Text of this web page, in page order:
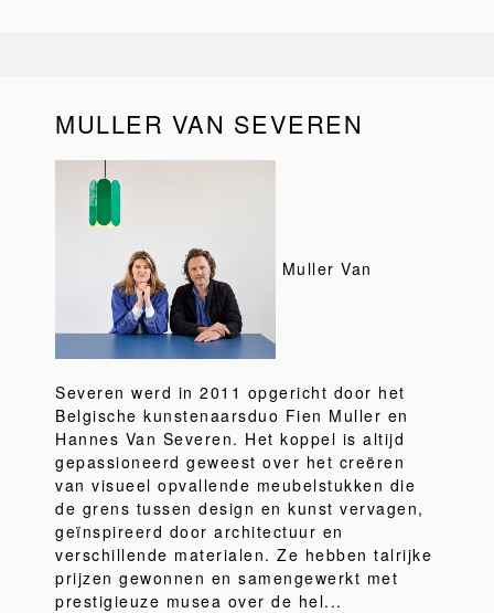
MULLER VAN SEVEREN
Muller Van
Severen werd in 2011 opgericht door het
Belgische kunstenaarsduo Fien Muller en
Hannes Van Severen. Het koppel is altijd
gepassioneerd geweest over het creëren
van visueel opvallende meubelstukken die
de grens tussen design en kunst vervagen,
geïnspireerd door architectuur en
verschillende materialen. Ze hebben talrijke
prijzen gewonnen en samengewerkt met
prestigieuze musea over de hel...